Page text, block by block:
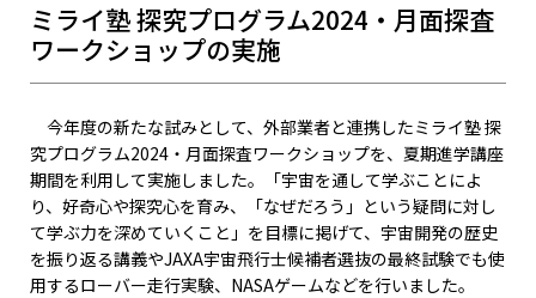
ミライ塾 探究プログラム2024・月面探査
ワークショップの実施
今年度の新たな試みとして、外部業者と連携したミライ塾 探
究プログラム2024・月面探査ワークショップを、夏期進学講座
期間を利用して実施しました。「宇宙を通して学ぶことによ
り、好奇心や探究心を育み、「なぜだろう」という疑問に対し
て学ぶ力を深めていくこと」を目標に掲げて、宇宙開発の歴史
を振り返る講義やJAXA宇宙飛行士候補者選抜の最終試験でも使
用するローバー走行実験、NASAゲームなどを行いました。